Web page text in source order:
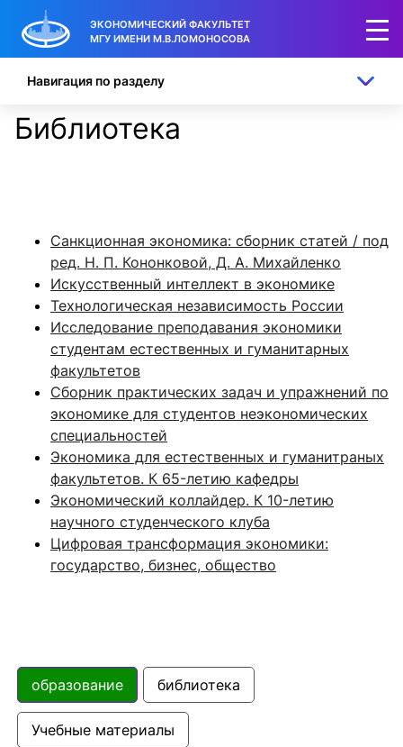
ЭКОНОМИЧЕСКИЙ ФАКУЛЬТЕТ
МГУ ИМЕНИ М.В.ЛОМОНОСОВА
Библиотека
Навигация по разделу
Санкционная экономика: сборник статей / под
ред. Н. П. Кононковой, Д. А. Михайленко
Искусственный интеллект в экономике
Технологическая независимость России
Исследование преподавания экономики
студентам естественных и гуманитарных
факультетов
Сборник практических задач и упражнений по
экономике для студентов неэкономических
специальностей
Экономика для естественных и гуманитраных
факультетов. К 65-летию кафедры
Экономический коллайдер. К 10-летию
научного студенческого клуба
Цифровая трансформация экономики:
государство, бизнес, общество
образование библиотека
Учебные материалы